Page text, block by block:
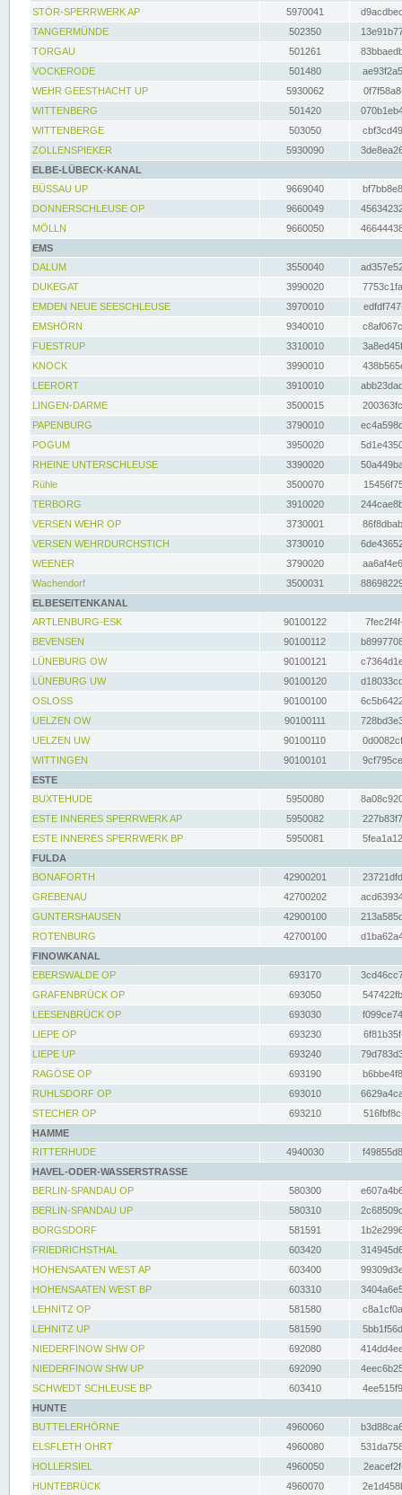
STÖR-SPERRWERK AP 5970041
TANGERMÜNDE
502350
TORGAU
501261
VOCKERODE
501480
WEHR GEESTHACHT UP
5930062
WITTENBERG
501420
WITTENBERGE
503050
ZOLLENSPIEKER
5930090
ELBE-LÜBECK-KANAL
BÜSSAU UP
9669040
DONNERSCHLEUSE OP
9660049
MÖLLN
9660050
EMS
DALUM
3550040
DUKEGAT
3990020
EMDEN NEUE SEESCHLEUSE
3970010
EMSHÖRN
9340010
FUESTRUP
3310010
KNOCK
3990010
LEERORT
3910010
LINGEN-DARME
3500015
PAPENBURG
3790010
POGUM
3950020
RHEINE UNTERSCHLEUSE
3390020
Rühle
3500070
TERBORG
3910020
VERSEN WEHR OP
3730001
VERSEN WEHRDURCHSTICH
3730010
WEENER
3790020
Wachendorf
3500031
ELBESEITENKANAL
ARTLENBURG-ESK
90100122
BEVENSEN
90100112
LÜNEBURG OW
90100121
LÜNEBURG UW
90100120
OSLOSS
90100100
UELZEN OW
90100111
UELZEN UW
90100110
WITTINGEN
90100101
ESTE
BUXTEHUDE
5950080
ESTE INNERES SPERRWERK AP
5950082
ESTE INNERES SPERRWERK BP
5950081
FULDA
BONAFORTH
42900201
GREBENAU
42700202
GUNTERSHAUSEN
42900100
ROTENBURG
42700100
FINOWKANAL
EBERSWALDE OP
693170
GRAFENBRÜCK OP
693050
LEESENBRÜCK OP
693030
LIEPE OP
693230
LIEPE UP
693240
RAGÖSE OP
693190
RUHLSDORF OP
693010
STECHER OP
693210
HAMME
RITTERHUDE
4940030
HAVEL-ODER-WASSERSTRASSE
BERLIN-SPANDAU OP
580300
BERLIN-SPANDAU UP
580310
BORGSDORF
581591
FRIEDRICHSTHAL
603420
HOHENSAATEN WEST AP
603400
HOHENSAATEN WEST BP
603310
LEHNITZ OP
581580
LEHNITZ UP
581590
NIEDERFINOW SHW OP
692080
NIEDERFINOW SHW UP
692090
SCHWEDT SCHLEUSE BP
603410
HUNTE
BUTTELERHÖRNE
4960060
ELSFLETH OHRT
4960080
HOLLERSIEL
4960050
HUNTEBRÜCK
4960070